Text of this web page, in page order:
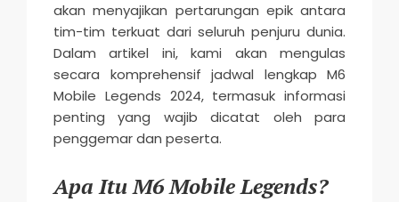
akan menyajikan pertarungan epik antara
tim-tim terkuat dari seluruh penjuru dunia.
Dalam artikel ini, kami akan mengulas
secara komprehensif jadwal lengkap M6
Mobile Legends 2024, termasuk informasi
penting yang wajib dicatat oleh para
penggemar dan peserta.
Apa Itu M6 Mobile Legends?